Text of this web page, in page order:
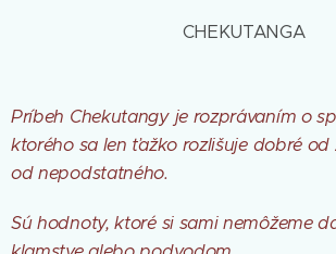
CHEKUTANGA
Príbeh Chekutangy je rozprávaním o
ktorého sa len ťažko rozlišuje dobré od
od nepodstatného.
Sú hodnoty, ktoré si sami nemôžeme